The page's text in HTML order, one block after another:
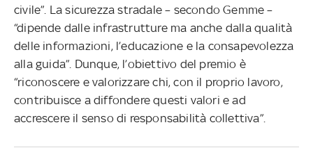
civile”. La sicurezza stradale – secondo Gemme –
“dipende dalle infrastrutture ma anche dalla qualità
delle informazioni, l’educazione e la consapevolezza
alla guida”. Dunque, l’obiettivo del premio è
“riconoscere e valorizzare chi, con il proprio lavoro,
contribuisce a diffondere questi valori e ad
accrescere il senso di responsabilità collettiva”.